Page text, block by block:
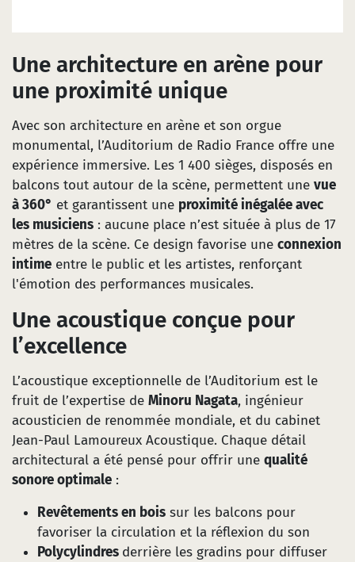
Une architecture en arène pour
une proximité unique
Avec son architecture en arène et son orgue
monumental, l’Auditorium de Radio France offre une
expérience immersive. Les 1 400 sièges, disposés en
balcons tout autour de la scène, permettent une vue
à 360° et garantissent une proximité inégalée avec
les musiciens : aucune place n’est située à plus de 17
mètres de la scène. Ce design favorise une connexion
intime entre le public et les artistes, renforçant
l'émotion des performances musicales.
Une acoustique conçue pour
l’excellence
L’acoustique exceptionnelle de l’Auditorium est le
fruit de l’expertise de Minoru Nagata, ingénieur
acousticien de renommée mondiale, et du cabinet
Jean-Paul Lamoureux Acoustique. Chaque détail
architectural a été pensé pour offrir une qualité
sonore optimale :
Revêtements en bois sur les balcons pour
favoriser la circulation et la réflexion du son
Polycylindres derrière les gradins pour diffuser